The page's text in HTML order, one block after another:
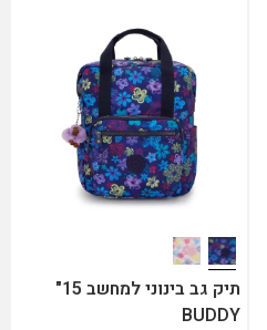
תיק גב בינוני למחשב 15"
BUDDY